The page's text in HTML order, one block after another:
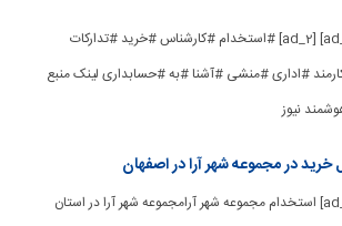
[ad_1] [ad_2] #استخدام #کارشناس #خرید #تدارکات
#اداری #منشی #آشنا #به #حسابداری لینک منبع
نیوز
در مجموعه شهر آرا در اصفهان
[ad_1] استخدام مجموعه شهر آرامجموعه شهر آرا در استان